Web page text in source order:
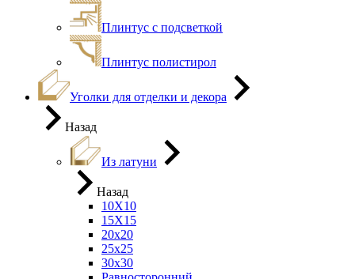
Плинтус с подсветкой
Плинтус полистирол
Уголки для отделки и декора
Назад
Из латуни
Назад
10Х10
15Х15
20х20
25х25
30х30